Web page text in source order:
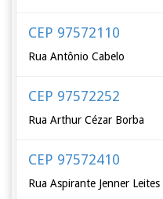
CEP 97572110
Rua Antônio Cabelo
CEP 97572252
Rua Arthur Cézar Borba
CEP 97572410
Rua Aspirante Jenner Leites